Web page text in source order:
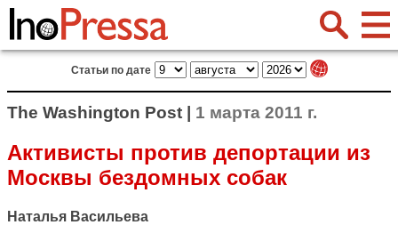
Статьи по дате
The Washington Post | 1 марта 2011 г.
Активисты против депортации из
Москвы бездомных собак
Наталья Васильева